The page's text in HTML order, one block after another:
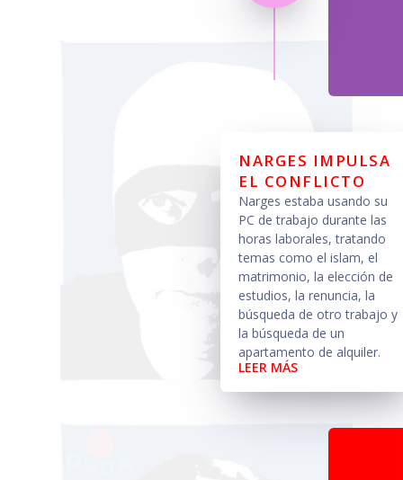
NARGES IMPULSA
EL CONFLICTO
Narges estaba usando su
PC de trabajo durante las
horas laborales, tratando
temas como el islam, el
matrimonio, la elección de
estudios, la renuncia, la
búsqueda de otro trabajo y
la búsqueda de un
apartamento de alquiler.
LEER MÁS